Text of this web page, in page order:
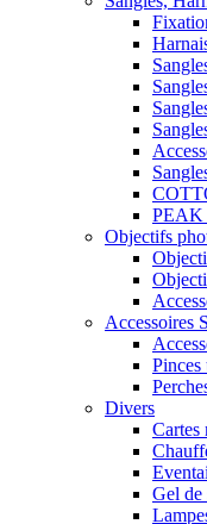
PEAK
Objectifs
Accessoires
Pinces
Divers
Cartes
Gel de